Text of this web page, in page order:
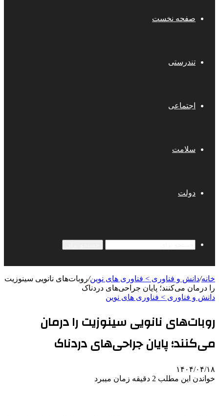
صفحه نخست
تندرستی
اجتماعی
سلامت
دولت
خانه/دانش و فناوری > فناوری های نوین/روبات‌های نانویی سینوزیت
را درمان می‌کنند؛ پایان جراحی‌های دردناک
دانش و فناوری > فناوری های نوین
روبات‌های نانویی سینوزیت را درمان
می‌کنند؛ پایان جراحی‌های دردناک
۱۴۰۴/۰۴/۱۸
خواندن این مطلب 2 دقیقه زمان میبرد